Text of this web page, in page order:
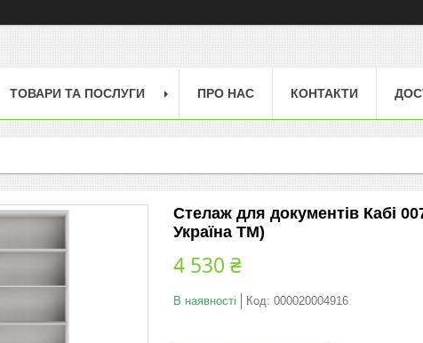
ТОВАРИ ТА ПОСЛУГИ ПРО НАС КОНТАКТИ
Стелаж для документів Кабі
Україна ТМ)
4 530 ₴
В наявності Код: 000020004916